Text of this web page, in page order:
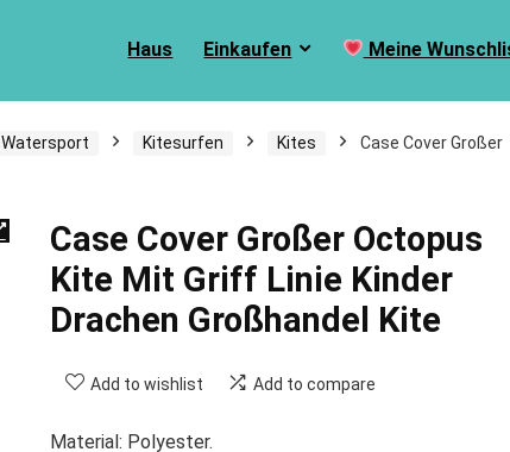
Haus Einkaufen Meine
Watersport Kitesurfen Kites
Case Cover Großer
Case Cover Großer Octopus
Kite Mit Griff Linie Kinder
Drachen Großhandel Kite
Add to wishlist Add to compare
Material: Polyester.